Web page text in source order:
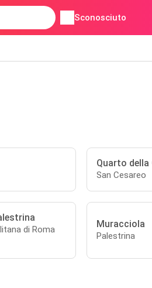
Sconosciuto
Quarto della
San Cesareo
di Roma
Muracciola
Palestrina